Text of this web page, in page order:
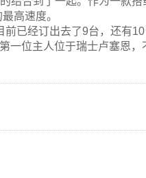
高速度。
已经订出去了9台，还有
一位主人位于瑞士卢塞恩，